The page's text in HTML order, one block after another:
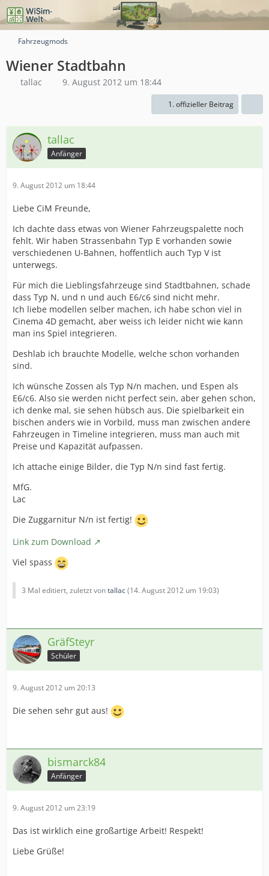
Fahrzeugmods
Wiener Stadtbahn
tallac 9. August 2012 um 18:44
1. offizieller Beitrag
tallac
Anfänger
9. August 2012 um 18:44
Liebe CiM Freunde,
Ich dachte dass etwas von Wiener Fahrzeugspalette noch
fehlt. Wir haben Strassenbahn Typ E vorhanden sowie
verschiedenen U-Bahnen, hoffentlich auch Typ V ist
unterwegs.
Für mich die Lieblingsfahrzeuge sind Stadtbahnen, schade
dass Typ N, und n und auch E6/c6 sind nicht mehr.
Ich liebe modellen selber machen, ich habe schon viel in
Cinema 4D gemacht, aber weiss ich leider nicht wie kann
man ins Spiel integrieren.
Deshlab ich brauchte Modelle, welche schon vorhanden
sind.
Ich wünsche Zossen als Typ N/n machen, und Espen als
E6/c6. Also sie werden nicht perfect sein, aber gehen schon,
ich denke mal, sie sehen hübsch aus. Die spielbarkeit ein
bischen anders wie in Vorbild, muss man zwischen andere
Fahrzeugen in Timeline integrieren, muss man auch mit
Preise und Kapazität aufpassen.
Ich attache einige Bilder, die Typ N/n sind fast fertig.
MfG.
Lac
Die Zuggarnitur N/n ist fertig!
Link zum Download
Viel spass
3 Mal editiert, zuletzt vontallac(14. August 2012 um 19:03)
GräfSteyr
Schüler
9. August 2012 um 20:13
Die sehen sehr gut aus!
bismarck84
Anfänger
9. August 2012 um 23:19
Das ist wirklich eine großartige Arbeit! Respekt!
Liebe Grüße!